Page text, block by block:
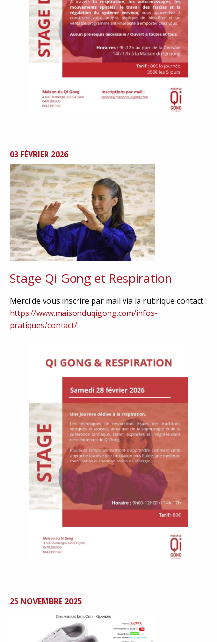
03 FÉVRIER 2026
Stage Qi Gong et Respiration
Merci de vous inscrire par mail via la rubrique contact :
https://www.maisonduqigong.com/infos-
pratiques/contact/
25 NOVEMBRE 2025